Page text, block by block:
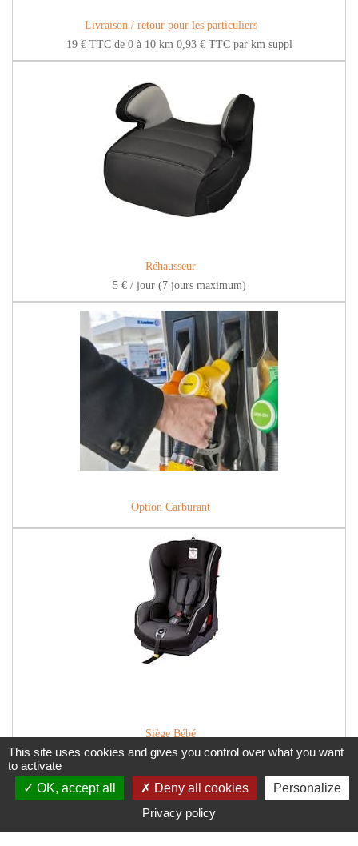
Livraison / retour pour les particuliers
19 € TTC de 0 à 10 km 0,93 € TTC par km suppl
Réhausseur
5 € / jour (7 jours maximum)
Option Carburant
Siège Bébé
10 € TTC / jour (7jours maximum)
Menu secondaire
Qui sommes-nous ? Mentions légales Contact
© 2017 GLS - Réalisation
This site uses cookies and gives you control over what you want
to activate
OK, accept all
Deny all cookies
Personalize
Privacy policy